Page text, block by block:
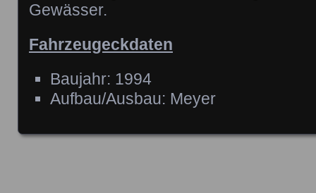
Gewässer.
Fahrzeugeckdaten
Baujahr: 1994
Aufbau/Ausbau: Meyer